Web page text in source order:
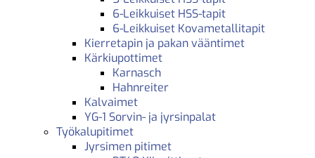
6-Leikkuiset HSS-tapit
6-Leikkuiset Kovametallitapit
Kierretapin ja pakan vääntimet
Kärkiupottimet
Karnasch
Hahnreiter
Kalvaimet
YG-1 Sorvin- ja jyrsinpalat
Työkalupitimet
Jyrsimen pitimet